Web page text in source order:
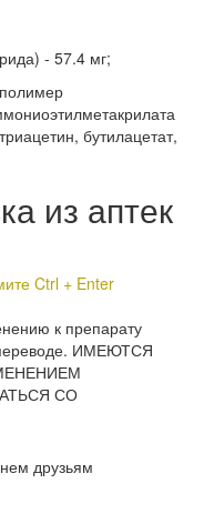
- 57.4 мг;
бутилацетат,
из аптек
Ctrl + Enter
к препарату
ИМЕЮТСЯ
СО
друзьям